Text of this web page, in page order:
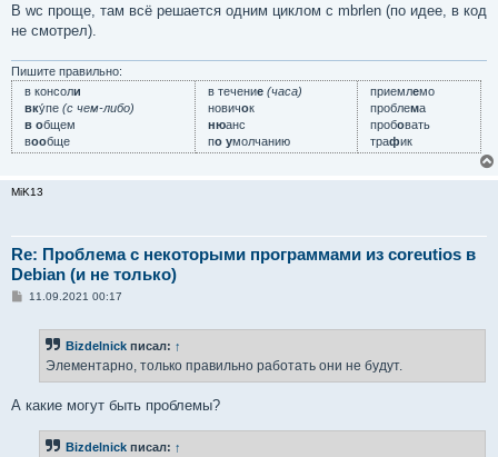
В wc проще, там всё решается одним циклом с mbrlen (по идее, в код
не смотрел).
Пишите правильно:
в консоли
вку́пе (с чем-либо)
в общем
вообще
в течение (часа)
новичок
нюанс
по умолчанию
приемлемо
проблема
пробовать
трафик
MiK13
Re: Проблема с некоторыми программами из coreutios в
Debian (и не только)
С
е
11.09.2021 00:17
Bizdelnick писал: ↑
Элементарно, только правильно работать они не будут.
А какие могут быть проблемы?
Bizdelnick писал: ↑